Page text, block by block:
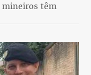
mineiros têm